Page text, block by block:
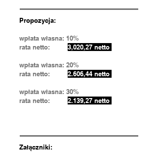
Propozycja:
wpłata własna: 10%
rata netto:
3,020,27 netto
wpłata własna: 20%
rata netto:
2.606,44 netto
wpłata własna: 30%
rata netto:
2.139,27 netto
Załączniki: